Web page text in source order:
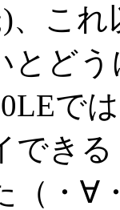
これ
とど
で
でき
（・∀